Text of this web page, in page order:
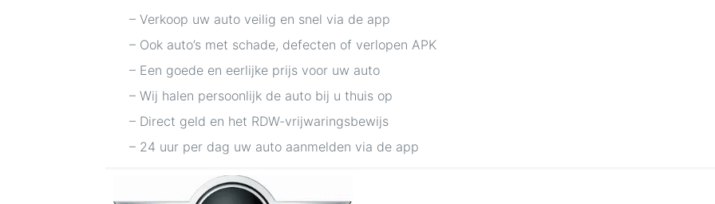
– Verkoop uw auto veilig en snel via de app
– Ook auto’s met schade, defecten of verlopen APK
– Een goede en eerlijke prijs voor uw auto
– Wij halen persoonlijk de auto bij u thuis op
– Direct geld en het RDW-vrijwaringsbewijs
– 24 uur per dag uw auto aanmelden via de app